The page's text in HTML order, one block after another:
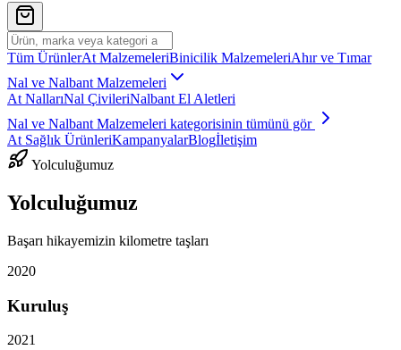
Tüm ÜrünlerAt MalzemeleriBinicilik MalzemeleriAhır ve Tımar
Nal ve Nalbant Malzemeleri
At NallarıNal ÇivileriNalbant El Aletleri
Nal ve Nalbant Malzemeleri kategorisinin tümünü gör
At Sağlık ÜrünleriKampanyalarBlogİletişim
Yolculuğumuz
Yolculuğumuz
Başarı hikayemizin kilometre taşları
2020
Kuruluş
2021